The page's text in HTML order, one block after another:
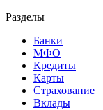
Разделы
Банки
МФО
Кредиты
Карты
Страхование
Вклады